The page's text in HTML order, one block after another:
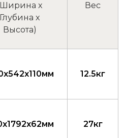
x
Глубина x
Высота)
Вес
12.5кг
27кг